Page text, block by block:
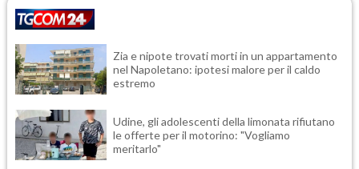
Zia e nipote trovati morti in un appartamento
nel Napoletano: ipotesi malore per il caldo
estremo
Udine, gli adolescenti della limonata rifiutano
le offerte per il motorino: "Vogliamo
meritarlo"